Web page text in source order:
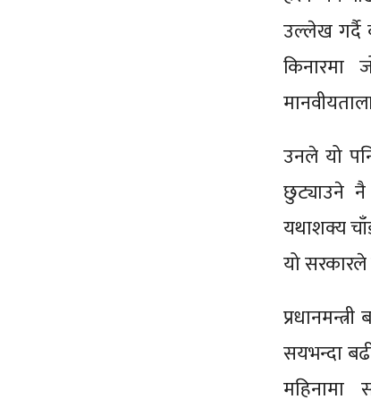
उल्लेख गर्दै
किनारमा
उनले यो
छुट्याउने नै
यथाशक्य
यो
सयभन्दा